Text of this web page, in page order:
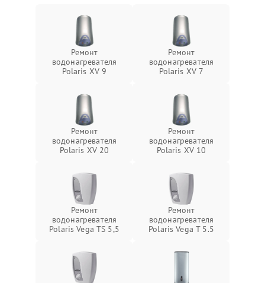
Ремонт
водонагревателя
Polaris XV 9
Ремонт
водонагревателя
Polaris XV 7
Ремонт
водонагревателя
Polaris XV 20
Ремонт
водонагревателя
Polaris XV 10
Ремонт
водонагревателя
Polaris Vega TS 5,5
Ремонт
водонагревателя
Polaris Vega T 5.5